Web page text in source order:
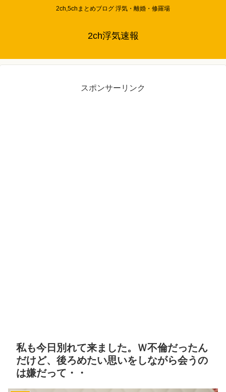
2ch,5chまとめブログ 浮気・離婚・修羅場
2ch浮気速報
スポンサーリンク
私も今日別れて来ました。Ｗ不倫だったん
だけど、後ろめたい思いをしながら会うの
は嫌だって・・